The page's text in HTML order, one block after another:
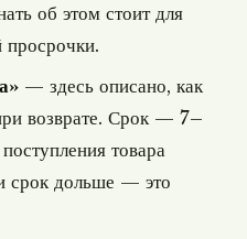
об этом стоит для
просрочки.
— здесь описано, как
возврате. Срок — 7–
товара
срок дольше — это